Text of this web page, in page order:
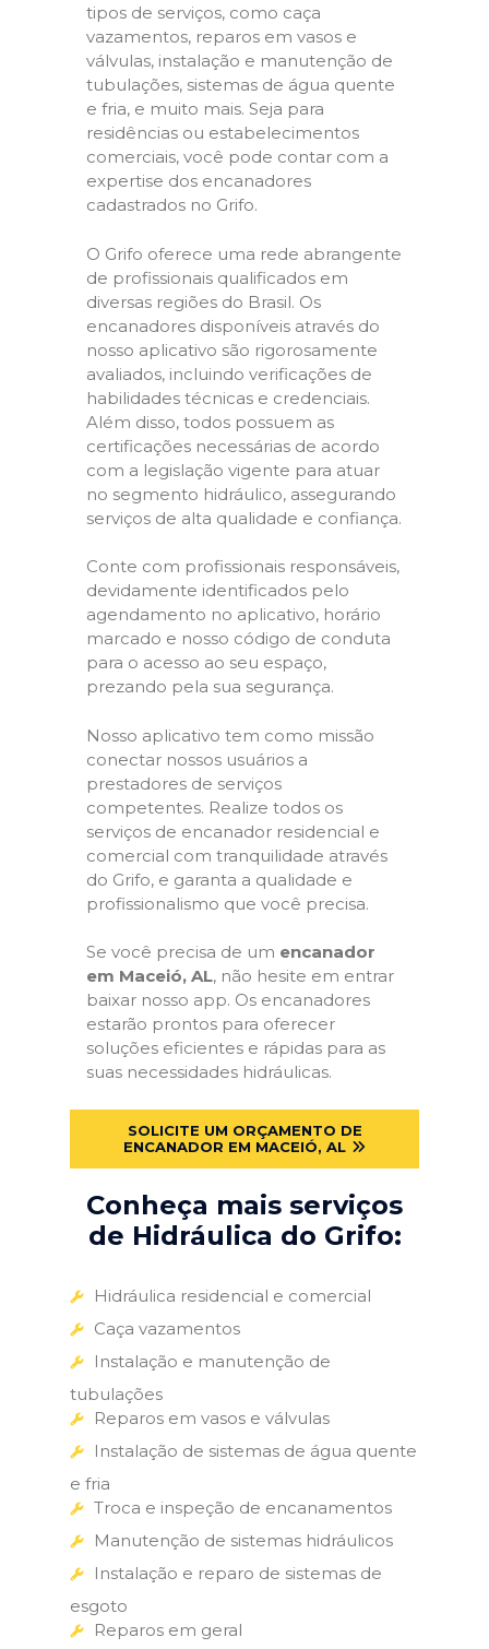
tipos de serviços, como caça
vazamentos, reparos em vasos e
válvulas, instalação e manutenção de
tubulações, sistemas de água quente
e fria, e muito mais. Seja para
residências ou estabelecimentos
comerciais, você pode contar com a
expertise dos encanadores
cadastrados no Grifo.
O Grifo oferece uma rede abrangente
de profissionais qualificados em
diversas regiões do Brasil. Os
encanadores disponíveis através do
nosso aplicativo são rigorosamente
avaliados, incluindo verificações de
habilidades técnicas e credenciais.
Além disso, todos possuem as
certificações necessárias de acordo
com a legislação vigente para atuar
no segmento hidráulico, assegurando
serviços de alta qualidade e confiança.
Conte com profissionais responsáveis,
devidamente identificados pelo
agendamento no aplicativo, horário
marcado e nosso código de conduta
para o acesso ao seu espaço,
prezando pela sua segurança.
Nosso aplicativo tem como missão
conectar nossos usuários a
prestadores de serviços
competentes. Realize todos os
serviços de encanador residencial e
comercial com tranquilidade através
do Grifo, e garanta a qualidade e
profissionalismo que você precisa.
Se você precisa de um encanador
em Maceió, AL, não hesite em entrar
baixar nosso app. Os encanadores
estarão prontos para oferecer
soluções eficientes e rápidas para as
suas necessidades hidráulicas.
SOLICITE UM ORÇAMENTO DE
ENCANADOR EM MACEIÓ, AL
Conheça mais serviços
de Hidráulica do Grifo:
Hidráulica residencial e comercial
Caça vazamentos
Instalação e manutenção de
tubulações
Reparos em vasos e válvulas
Instalação de sistemas de água quente
e fria
Troca e inspeção de encanamentos
Manutenção de sistemas hidráulicos
Instalação e reparo de sistemas de
esgoto
Reparos em geral